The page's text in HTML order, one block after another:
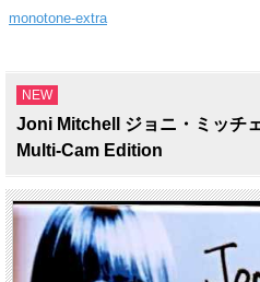
monotone-extra
NEW
Joni Mitchell ジョニ・ミッチ
Multi-Cam Edition